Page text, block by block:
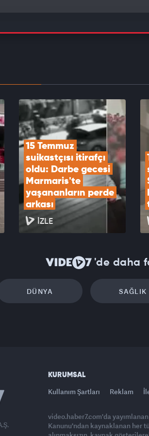
Kamuoyu araştırmacısı Burhan Eptemli'nin
Parti'den ayrılacaklar iddiası gündeme
düştü
VIDEOYU İZLE
15 Temmuz
suikastçısı itirafçı
oldu: Darbe gecesi
Marmaris'te
yaşananların perde
arkası
İZLE
'de daha
DÜNYA SAĞLIK
KURUMSAL
Kullanım Şartları Reklam
video.haber7.com'da
Kanunu'ndan kaynaklanan her